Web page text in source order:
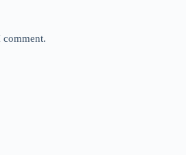
comment.